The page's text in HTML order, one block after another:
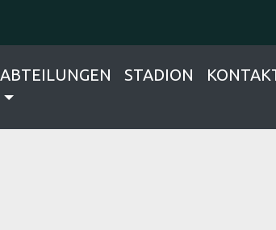
ABTEILUNGEN STADION